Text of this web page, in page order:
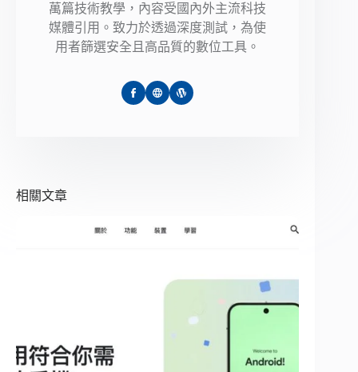
萬篇技術教學，內容受國內外主流科技
媒體引用。致力於透過深度測試，為使
用者篩選安全且高品質的數位工具。
相關文章